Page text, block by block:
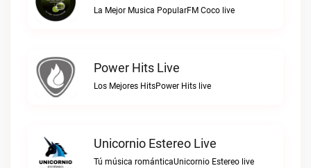
La Mejor Musica PopularFM Coco live
Power Hits Live
Los Mejores HitsPower Hits live
Unicornio Estereo Live
Tú música románticaUnicornio Estereo live